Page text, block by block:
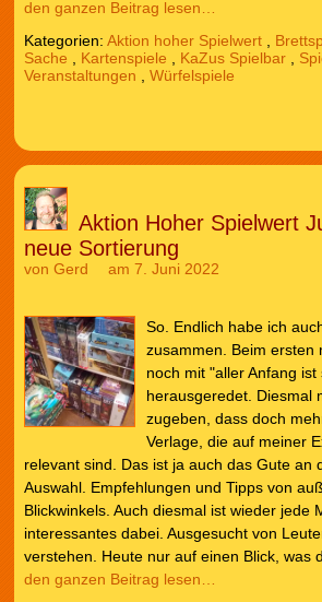
den ganzen Beitrag lesen…
Kategorien: Aktion hoher Spielwert,
Sache , Kartenspiele , KaZus Spielbar,
Veranstaltungen , Würfelspiele
Aktion Hoher Spielwert
neue Sortierung
von Gerd am 7. Juni 2022
So. Endlich habe ich
zusammen. Beim ersten
noch mit "aller Anfang ist
herausgeredet. Diesmal
zugeben, dass doch
Verlage, die auf meiner
relevant sind. Das ist ja auch das Gute an
Auswahl. Empfehlungen und Tipps von
Blickwinkels. Auch diesmal ist wieder jede
interessantes dabei. Ausgesucht von
verstehen. Heute nur auf einen Blick, was
den ganzen Beitrag lesen…